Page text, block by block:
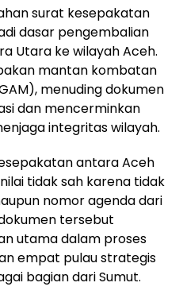
surat kesepakatan
dasar pengembalian
Utara ke wilayah Aceh.
mantan kombatan
menuding dokumen
dan mencerminkan
integritas wilayah.
antara Aceh
tidak sah karena tidak
nomor agenda dari
tersebut
utama dalam proses
empat pulau strategis
bagian dari Sumut.